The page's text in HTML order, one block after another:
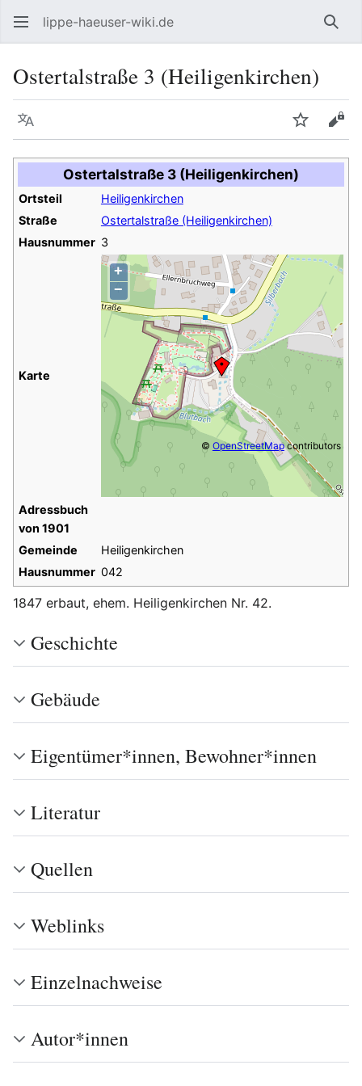
lippe-haeuser-wiki.de
Ostertalstraße 3 (Heiligenkirchen)
Sprache
Ostertalstraße 3 (Heiligenkirchen)
Ortsteil
Heiligenkirchen
Straße
Ostertalstraße (Heiligenkirchen)
Hausnummer 3
Karte
+
−
© OpenStreetMapcontributors
Adressbuch
von 1901
Gemeinde
Heiligenkirchen
Hausnummer 042
1847 erbaut, ehem. Heiligenkirchen Nr. 42.
Geschichte
Gebäude
Eigentümer*innen, Bewohner*innen
Literatur
Quellen
Weblinks
Einzelnachweise
Autor*innen